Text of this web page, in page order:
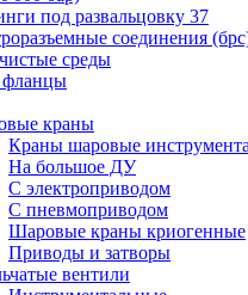
под развальцовку 37
соединения
среды
фланцы
краны
Краны шаровые
На большое ДУ
С электроприводом
С пневмоприводом
Шаровые краны криогенные
Приводы и затворы
вентили